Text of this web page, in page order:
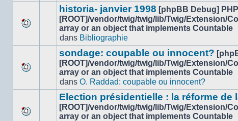
message
nouveau
message
historia- janvier 1998 [phpBB Debug]
[ROOT]/vendor/twig/twig/lib/Twig/Extension/
array or an object that implements Countable
dans Bibliographie
nouveau
message
sondage: coupable ou innocent?
[ROOT]/vendor/twig/twig/lib/Twig/Extension/
array or an object that implements Countable
dans O. Raddad: coupable ou innocent?
Election présidentielle : la réforme de
[ROOT]/vendor/twig/twig/lib/Twig/Extension/
array or an object that implements Countable